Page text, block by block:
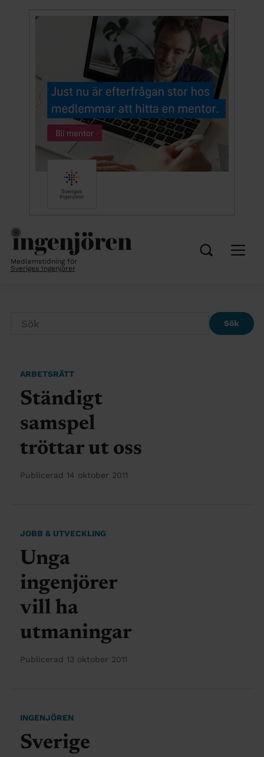
Medlemstidning för
Sveriges Ingenjörer
Sök
ARBETSRÄTT
Ständigt
samspel
tröttar ut oss
Publicerad 14 oktober 2011
JOBB & UTVECKLING
Unga
ingenjörer
vill ha
utmaningar
Publicerad 13 oktober 2011
INGENJÖREN
Sverige